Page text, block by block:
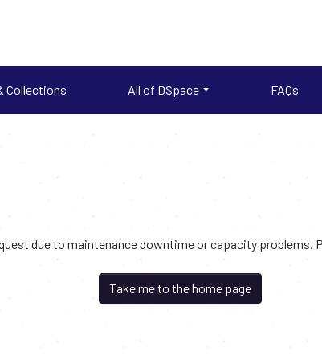
Collections All of DSpace FAQs
due to maintenance downtime or capacity problems.
Take me to the home page